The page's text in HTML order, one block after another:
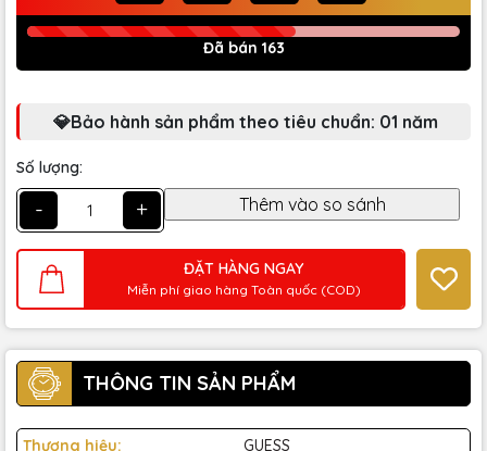
Đã bán 163
💎Bảo hành sản phẩm theo tiêu chuẩn: 01 năm
Số lượng:
- +
ĐẶT HÀNG NGAY
Miễn phí giao hàng Toàn quốc (COD)
THÔNG TIN SẢN PHẨM
Thương hiệu: GUESS